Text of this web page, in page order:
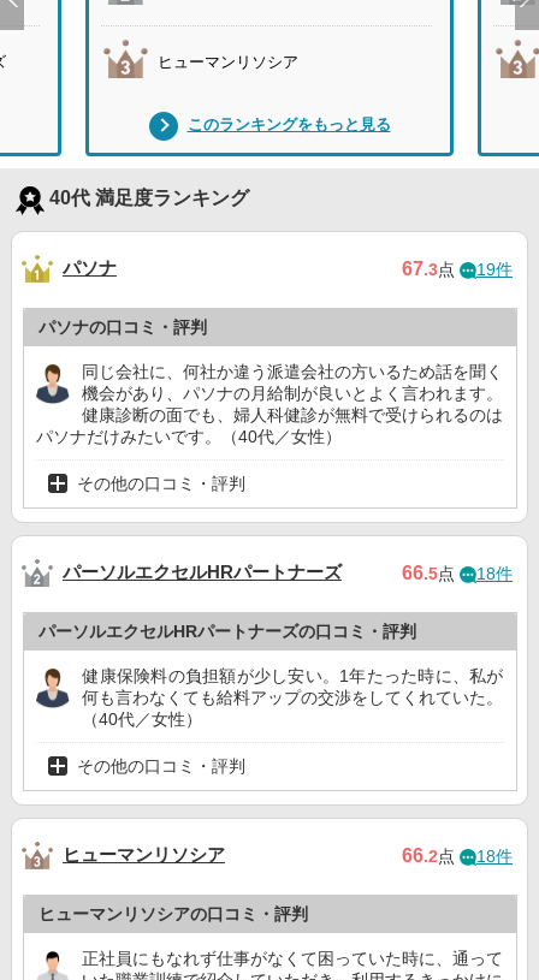
ヒューマンリソシア
このランキングをもっと見る
40代 満足度ランキング
パソナ 67.3点 19件
パソナの口コミ・評判
同じ会社に、何社か違う派遣会社の方いるため話を聞く
機会があり、パソナの月給制が良いとよく言われます。
健康診断の面でも、婦人科健診が無料で受けられるのは
パソナだけみたいです。（40代／女性）
その他の口コミ・評判
パーソルエクセルHRパートナーズ 66.5点 18件
パーソルエクセルHRパートナーズの口コミ・評判
健康保険料の負担額が少し安い。1年たった時に、私が
何も言わなくても給料アップの交渉をしてくれていた。
（40代／女性）
その他の口コミ・評判
ヒューマンリソシア 66.2点 18件
ヒューマンリソシアの口コミ・評判
正社員にもなれず仕事がなくて困っていた時に、通って